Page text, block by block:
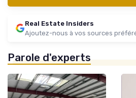
Real Estate Insiders
Ajoutez-nous à vos sources
Parole d'experts